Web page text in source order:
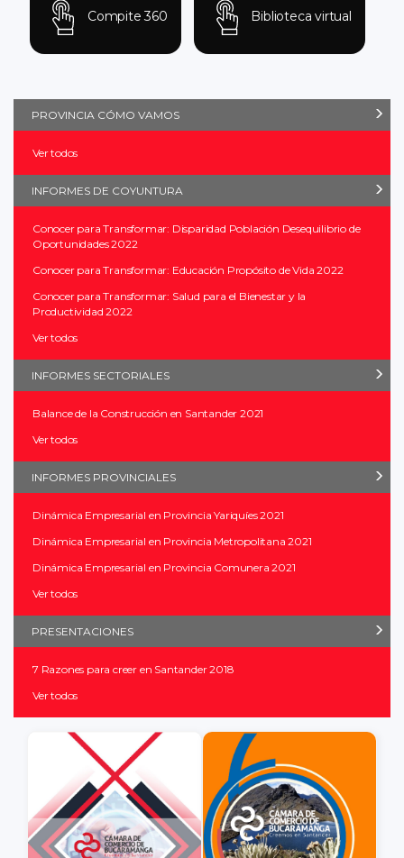
Compite 360 Biblioteca virtual
PROVINCIA CÓMO VAMOS
Ver todos
INFORMES DE COYUNTURA
Conocer para Transformar: Disparidad Población Desequilibrio de
Oportunidades 2022
Conocer para Transformar: Educación Propósito de Vida 2022
Conocer para Transformar: Salud para el Bienestar y la
Productividad 2022
Ver todos
INFORMES SECTORIALES
Balance de la Construcción en Santander 2021
Ver todos
INFORMES PROVINCIALES
Dinámica Empresarial en Provincia Yariquíes 2021
Dinámica Empresarial en Provincia Metropolitana 2021
Dinámica Empresarial en Provincia Comunera 2021
Ver todos
PRESENTACIONES
7 Razones para creer en Santander 2018
Ver todos